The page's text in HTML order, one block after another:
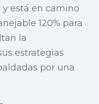
y está en camino
120% para
la
estrategias
por una